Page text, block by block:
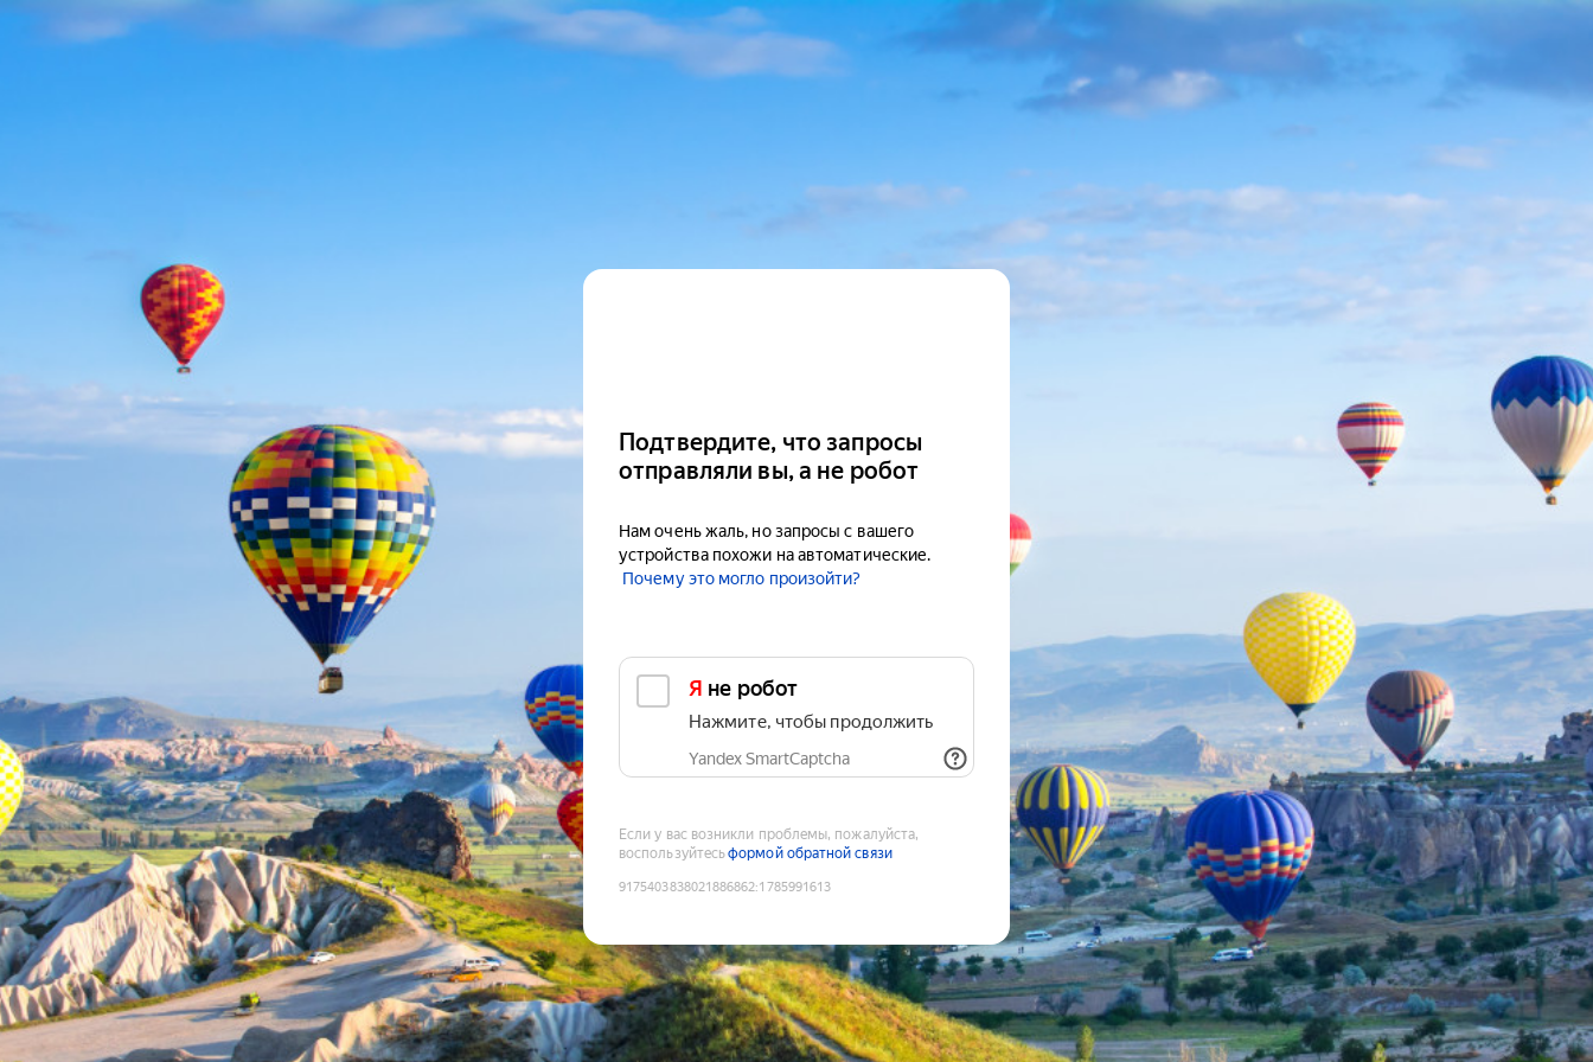
Подтвердите, что запросы
отправляли вы, а не робот
Нам очень жаль, но запросы с вашего
устройства похожи на автоматические.
Почему это могло произойти?
Я не робот
Нажмите, чтобы продолжить
Yandex SmartCaptcha
Если у вас возникли проблемы, пожалуйста,
воспользуйтесьформой обратной связи
9175403838021886862:1785991613